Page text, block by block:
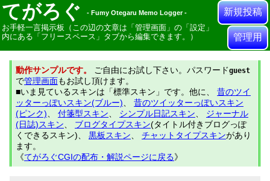
てがろぐ- Fumy Otegaru Memo Logger -
お手軽一言掲示板（この辺の文章は「管理画面」の「設定」
内にある「フリースペース」タブから編集できます。）
新規投稿
管理用
動作サンプルです。 ご自由にお試し下さい。パスワードguest
で管理画面もお試し頂けます。
■いま見ているスキンは「標準スキン」です。他に、昔のツイ
ッターっぽいスキン(ブルー) 、昔のツイッターっぽいスキン
(ピンク) 、付箋型スキン シンプル日記スキン
ジャーナル
(日誌)スキン
ブログタイプスキン(タイトル付きブログっぽ
くできるスキン)、黒板スキン 、チャットタイプスキンがあり
ます。
《てがろぐCGIの配布・解説ページに戻る》